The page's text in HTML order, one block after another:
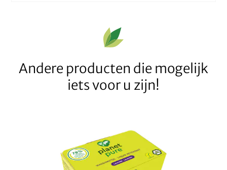
Andere producten die mogelijk
iets voor u zijn!